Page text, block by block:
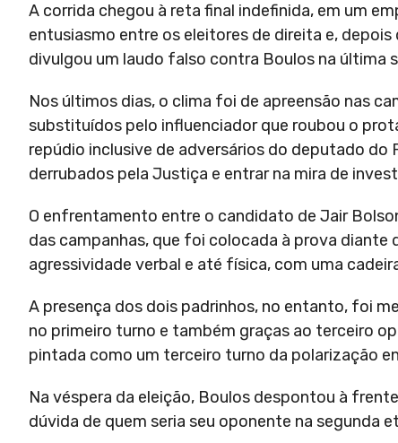
A corrida chegou à reta final indefinida, em um
entusiasmo entre os eleitores de direita e,
divulgou um laudo falso contra Boulos na última
Nos últimos dias, o clima foi de apreensão nas
substituídos pelo influenciador que roubou o
repúdio inclusive de adversários do deputado do
derrubados pela Justiça e entrar na mira de
O enfrentamento entre o candidato de Jair
das campanhas, que foi colocada à prova
agressividade verbal e até física, com uma
A presença dos dois padrinhos, no entanto, foi
no primeiro turno e também graças ao terceiro
pintada como um terceiro turno da polarização
Na véspera da eleição, Boulos despontou à
dúvida de quem seria seu oponente na segunda